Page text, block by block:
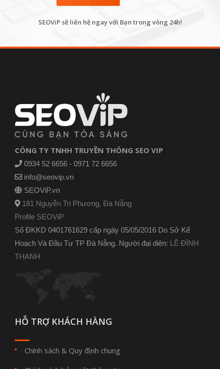
SEOViP sẽ liên hệ ngay với Bạn trong vòng 24h!
CÔNG TY TNHH TRUYỀN THÔNG SEO VIP
0934 52 6656 - 0971 72 6656
info@seovip.vn
SEOViP.vn
181 Nguyễn Tri Phương, Đà Nẵng
Profile SEOViP
Số ĐKKD 0401761629 cấp ngày 05/05/2016 Do Sở Kế
Hoạch Và Đầu Tư TP Đà Nẵng. Người đại diện: LÊ ĐÌNH
THANH
HỖ TRỢ KHÁCH HÀNG
Chính sách & Quy định chung